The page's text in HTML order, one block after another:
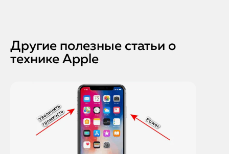
Другие полезные статьи о
технике Apple